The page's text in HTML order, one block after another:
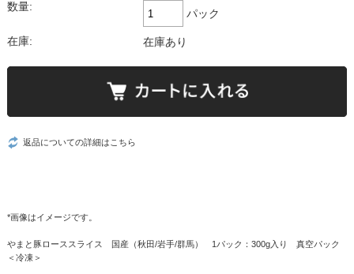
数量:
パック
在庫: 在庫あり
返品についての詳細はこちら
*画像はイメージです。
やまと豚ローススライス 国産（秋田/岩手/群馬） 1パック：300g入り 真空パック
＜冷凍＞